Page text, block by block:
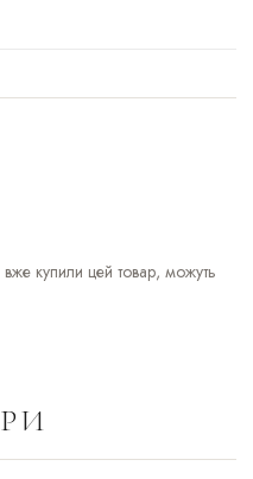
вже купили цей товар, можуть